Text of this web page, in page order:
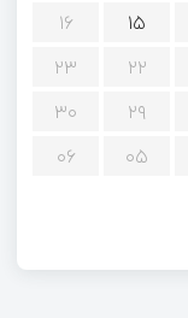
۱۵
۱۶
۲۲
۲۳
۲۹
۳۰
۰۵
۰۶